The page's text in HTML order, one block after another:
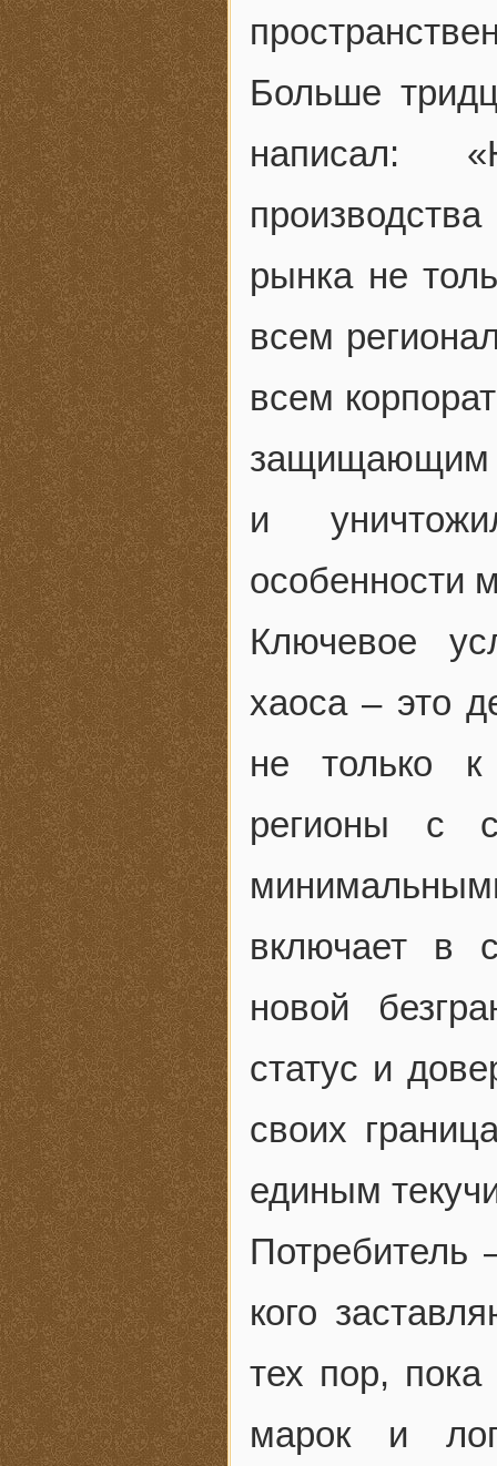
Больше
написал:
рынка не
всем
всем
защищающим
и
особенности
Ключевое
хаоса – это
не только к
регионы с
включает в
новой
статус и
своих
единым
Потребитель
кого
тех пор,
марок и